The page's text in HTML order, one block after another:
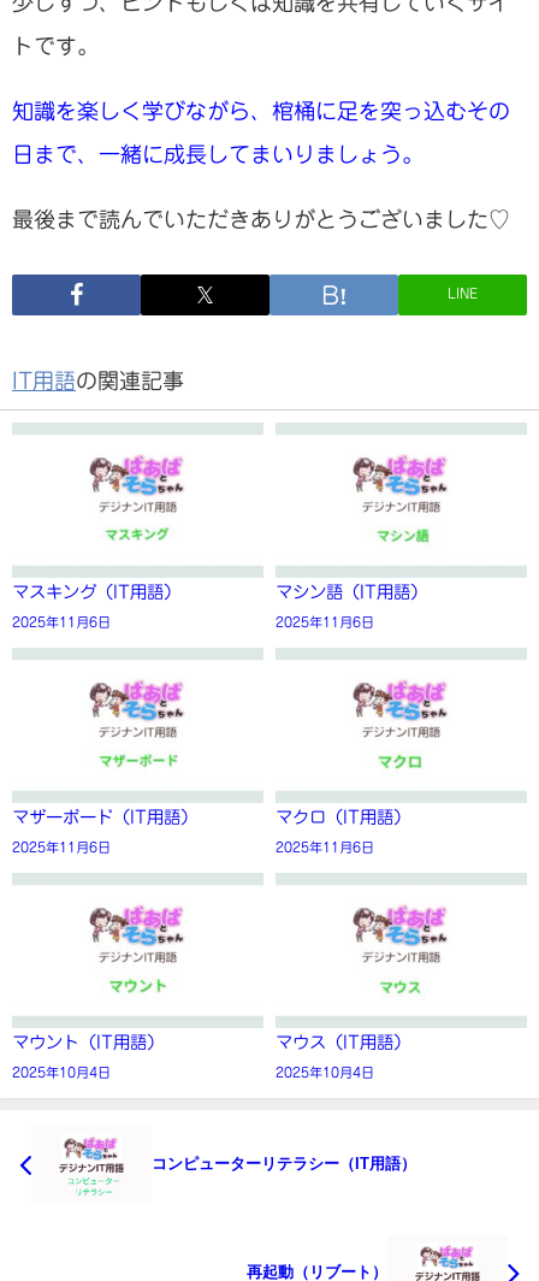
トです。
知識を楽しく学びながら、棺桶に足を突っ込むその
日まで、一緒に成長してまいりましょう。
最後まで読んでいただきありがとうございました♡
LINE
IT用語の関連記事
マスキング（IT用語）
2025年11月6日
マシン語（IT用語）
2025年11月6日
マザーボード（IT用語）
2025年11月6日
マクロ（IT用語）
2025年11月6日
マウント（IT用語）
2025年10月4日
マウス（IT用語）
2025年10月4日
コンピューターリテラシー（IT用語）
再起動（リブート）